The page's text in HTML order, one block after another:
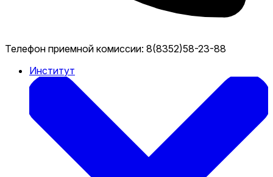
Телефон приемной комиссии: 8(8352)58-23-88
Институт